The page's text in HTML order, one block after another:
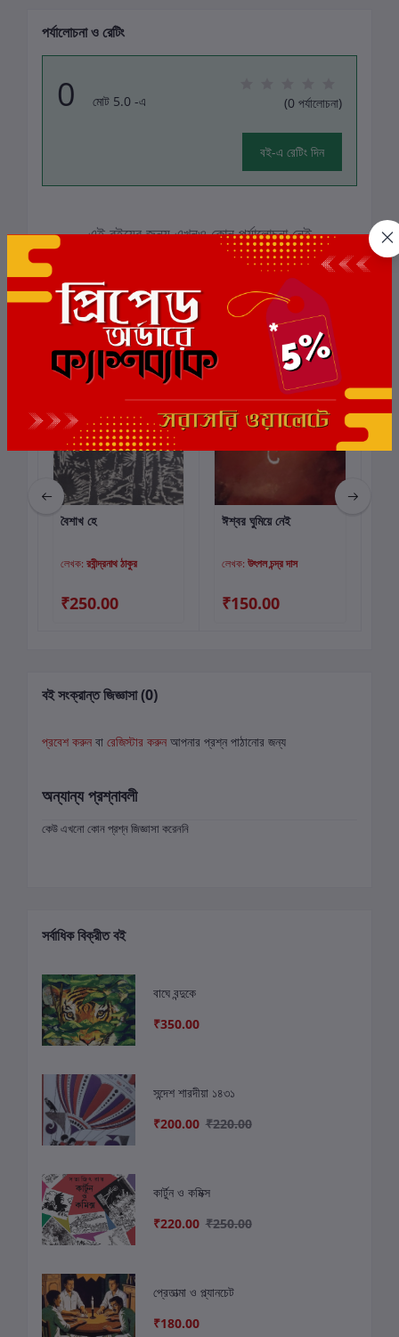
পর্যালোচনা ও রেটিং
0 মোট 5.0 -এ (0 পর্যালোচনা)
বই-এ রেটিং দিন
এই বইয়ের জন্য এখনও কোন পর্যালোচনা নেই
সংশ্লিষ্ট বই
কার্টে যোগ করুন
বৈশাখ হে
লেখক: রবীন্দ্রনাথ ঠাকুর
₹250.00
কার্টে যোগ করুন
ঈশ্বর ঘুমিয়ে নেই
লেখক: উৎপল চন্দ্র দাস
₹150.00
বই সংক্রান্ত জিজ্ঞাসা (0)
প্রবেশ করুন বা রেজিস্টার করুন আপনার প্রশ্ন পাঠানোর জন্য
অন্যান্য প্রশ্নাবলী
কেউ এখনো কোন প্রশ্ন জিজ্ঞাসা করেননি
সর্বাধিক বিক্রীত বই
বাঘে বন্দুকে
₹350.00
সন্দেশ শারদীয়া ১৪৩১
₹200.00 ₹220.00
কার্টুন ও কমিক্স
₹220.00 ₹250.00
প্রেতাত্মা ও প্ল্যানচেট
₹180.00